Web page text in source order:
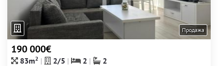
Продажа
190 000€
83m2 2/5 2
2